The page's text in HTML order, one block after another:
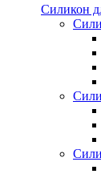
Силикон